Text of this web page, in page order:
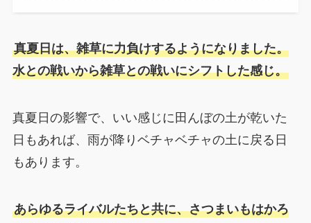
真夏日は、雑草に力負けするようになりました。
水との戦いから雑草との戦いにシフトした感じ。
真夏日の影響で、いい感じに田んぼの土が乾いた
日もあれば、雨が降りベチャベチャの土に戻る日
もあります。
あらゆるライバルたちと共に、さつまいもはかろ